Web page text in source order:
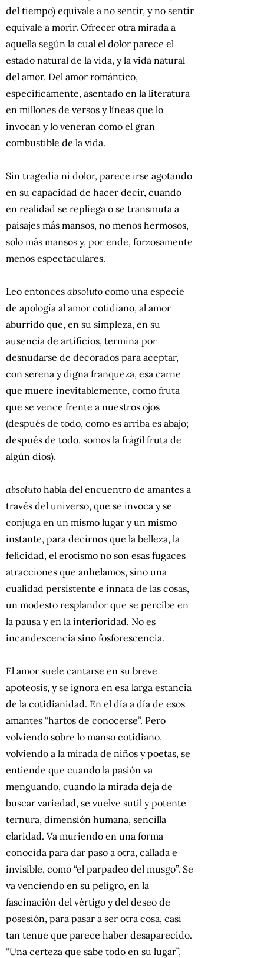
del tiempo) equivale a no sentir, y no sentir
equivale a morir. Ofrecer otra mirada a
aquella según la cual el dolor parece el
estado natural de la vida, y la vida natural
del amor. Del amor romántico,
específicamente, asentado en la literatura
en millones de versos y líneas que lo
invocan y lo veneran como el gran
combustible de la vida.
Sin tragedia ni dolor, parece irse agotando
en su capacidad de hacer decir, cuando
en realidad se repliega o se transmuta a
paisajes más mansos, no menos hermosos,
solo más mansos y, por ende, forzosamente
menos espectaculares.
Leo entonces absoluto como una especie
de apología al amor cotidiano, al amor
aburrido que, en su simpleza, en su
ausencia de artificios, termina por
desnudarse de decorados para aceptar,
con serena y digna franqueza, esa carne
que muere inevitablemente, como fruta
que se vence frente a nuestros ojos
(después de todo, como es arriba es abajo;
después de todo, somos la frágil fruta de
algún dios).
absoluto habla del encuentro de amantes a
través del universo, que se invoca y se
conjuga en un mismo lugar y un mismo
instante, para decirnos que la belleza, la
felicidad, el erotismo no son esas fugaces
atracciones que anhelamos, sino una
cualidad persistente e innata de las cosas,
un modesto resplandor que se percibe en
la pausa y en la interioridad. No es
incandescencia sino fosforescencia.
El amor suele cantarse en su breve
apoteosis, y se ignora en esa larga estancia
de la cotidianidad. En el día a día de esos
amantes “hartos de conocerse”. Pero
volviendo sobre lo manso cotidiano,
volviendo a la mirada de niños y poetas, se
entiende que cuando la pasión va
menguando, cuando la mirada deja de
buscar variedad, se vuelve sutil y potente
ternura, dimensión humana, sencilla
claridad. Va muriendo en una forma
conocida para dar paso a otra, callada e
invisible, como “el parpadeo del musgo”. Se
va venciendo en su peligro, en la
fascinación del vértigo y del deseo de
posesión, para pasar a ser otra cosa, casi
tan tenue que parece haber desaparecido.
“Una certeza que sabe todo en su lugar”,